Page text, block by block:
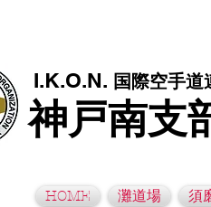
I.K.O.N. 国際空手
神戸南支
HOME 灘道場 須